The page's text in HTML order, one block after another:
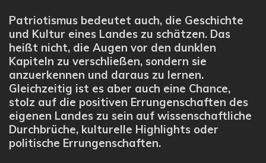
Patriotismus bedeutet auch, die Geschichte
und Kultur eines Landes zu schätzen. Das
heißt nicht, die Augen vor den dunklen
Kapiteln zu verschließen, sondern sie
anzuerkennen und daraus zu lernen.
Gleichzeitig ist es aber auch eine Chance,
stolz auf die positiven Errungenschaften des
eigenen Landes zu sein auf wissenschaftliche
Durchbrüche, kulturelle Highlights oder
politische Errungenschaften.